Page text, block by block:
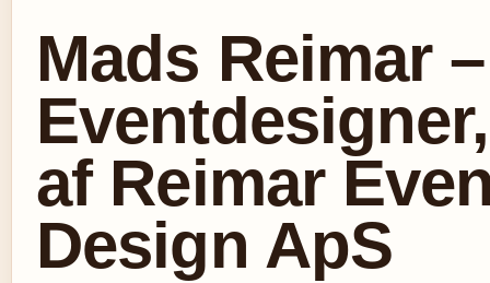
Mads Reimar –
af Reimar
Design ApS